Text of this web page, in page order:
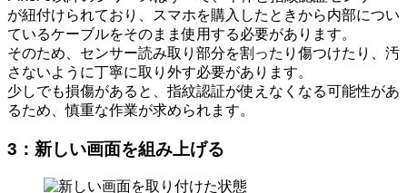
が紐付けられており、スマホを購入したときから内部につい
ているケーブルをそのまま使用する必要があります。
そのため、センサー読み取り部分を割ったり傷つけたり、汚
さないように丁寧に取り外す必要があります。
少しでも損傷があると、指紋認証が使えなくなる可能性があ
るため、慎重な作業が求められます。
3： 新しい画面を組み上げる